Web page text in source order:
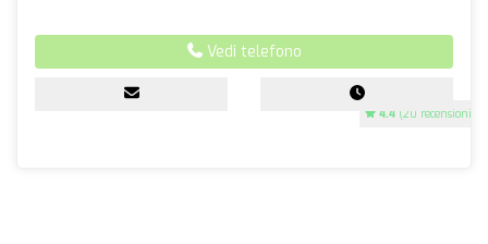
4.4 (20 recensioni)
Vedi telefono